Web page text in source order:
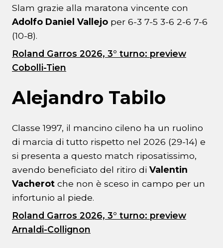
Slam grazie alla maratona vincente con
Adolfo Daniel Vallejo per 6-3 7-5 3-6 2-6 7-6
(10-8).
Roland Garros 2026, 3° turno: preview
Cobolli-Tien
Alejandro Tabilo
Classe 1997, il mancino cileno ha un ruolino
di marcia di tutto rispetto nel 2026 (29-14) e
si presenta a questo match riposatissimo,
avendo beneficiato del ritiro di Valentin
Vacherot che non è sceso in campo per un
infortunio al piede.
Roland Garros 2026, 3° turno: preview
Arnaldi-Collignon